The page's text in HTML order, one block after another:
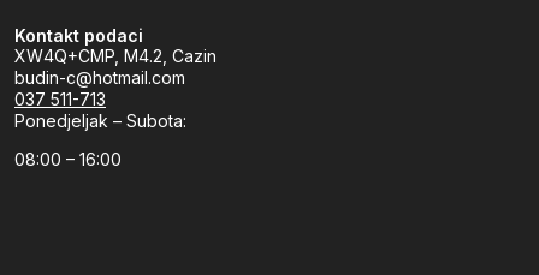
Kontakt podaci
XW4Q+CMP, M4.2, Cazin
budin-c@hotmail.com
037 511-713
Ponedjeljak – Subota:
08:00 – 16:00